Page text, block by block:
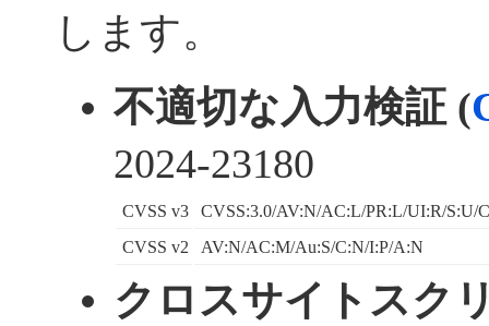
します。
不適切な入力検証 (
2024-23180
CVSS v3
CVSS:3.0/AV:N/AC:L/PR:L/UI:R/S:U/
CVSS v2
AV:N/AC:M/Au:S/C:N/I:P/A:N
クロスサイトスク